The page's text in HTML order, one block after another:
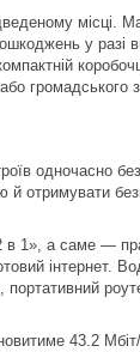
місці.
у разі
громадського
одночасно
й отримувати
в 1», а саме —
інтернет.
43.2